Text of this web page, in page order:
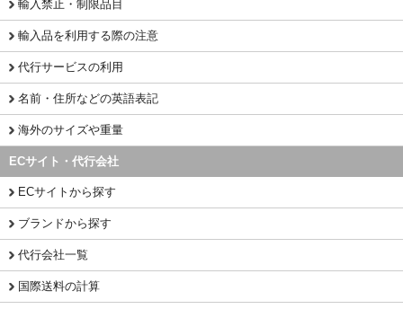
輸入禁止・制限品目
輸入品を利用する際の注意
代行サービスの利用
名前・住所などの英語表記
海外のサイズや重量
ECサイト・代行会社
ECサイトから探す
ブランドから探す
代行会社一覧
国際送料の計算